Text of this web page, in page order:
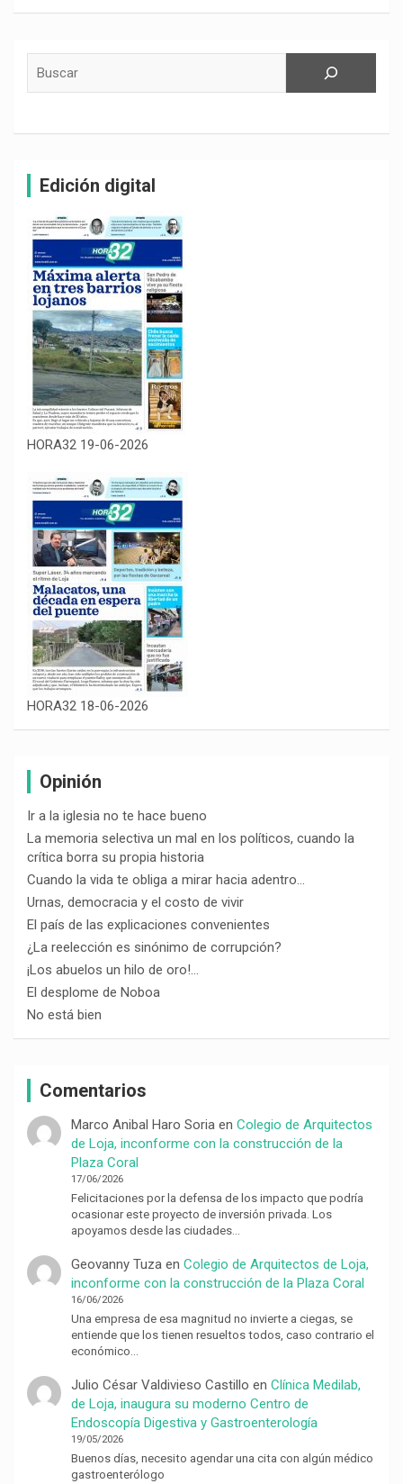
Edición digital
HORA32 19-06-2026
HORA32 18-06-2026
Opinión
Ir a la iglesia no te hace bueno
La memoria selectiva un mal en los políticos, cuando la
crítica borra su propia historia
Cuando la vida te obliga a mirar hacia adentro…
Urnas, democracia y el costo de vivir
El país de las explicaciones convenientes
¿La reelección es sinónimo de corrupción?
¡Los abuelos un hilo de oro!…
El desplome de Noboa
No está bien
Comentarios
Marco Anibal Haro Soriaen Colegio de Arquitectos
de Loja, inconforme con la construcción de la
Plaza Coral
17/06/2026
Felicitaciones por la defensa de los impacto que podría
ocasionar este proyecto de inversión privada. Los
apoyamos desde las ciudades…
Geovanny Tuzaen Colegio de Arquitectos de Loja,
inconforme con la construcción de la Plaza Coral
16/06/2026
Una empresa de esa magnitud no invierte a ciegas, se
entiende que los tienen resueltos todos, caso contrario el
económico…
Julio César Valdivieso Castillo en Clínica Medilab,
de Loja, inaugura su moderno Centro de
Endoscopía Digestiva y Gastroenterología
19/05/2026
Buenos días, necesito agendar una cita con algún médico
gastroenterólogo